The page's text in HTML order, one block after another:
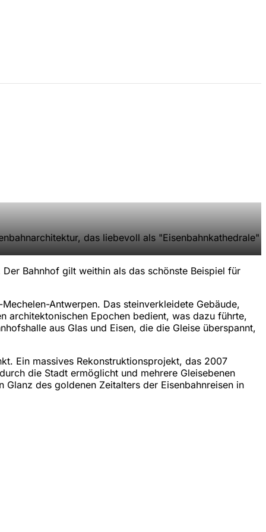
das liebevoll als "Eisenbahnkathedrale"
Bahnhof gilt weithin als das schönste Beispiel für
Antwerpen. Das steinverkleidete Gebäude,
architektonischen Epochen bedient, was dazu führte,
aus Glas und Eisen, die die Gleise überspannt,
Ein massives Rekonstruktionsprojekt, das 2007
die Stadt ermöglicht und mehrere Gleisebenen
des goldenen Zeitalters der Eisenbahnreisen in